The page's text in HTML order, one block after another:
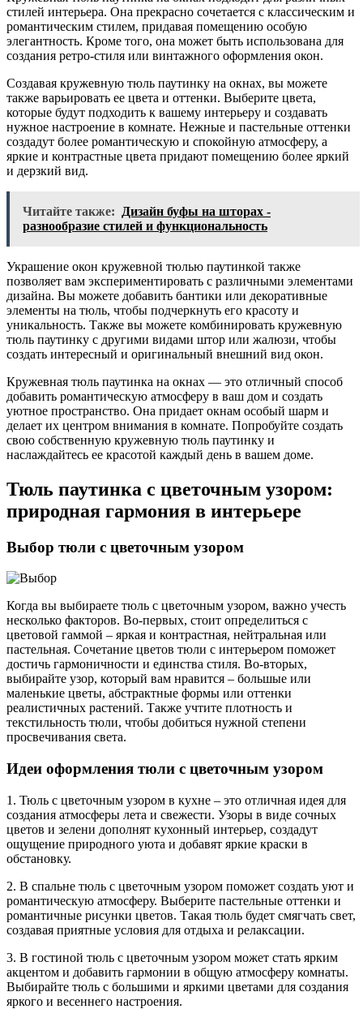
стилей интерьера. Она прекрасно сочетается с классическим и
романтическим стилем, придавая помещению особую
элегантность. Кроме того, она может быть использована для
создания ретро-стиля или винтажного оформления окон.
Создавая кружевную тюль паутинку на окнах, вы можете
также варьировать ее цвета и оттенки. Выберите цвета,
которые будут подходить к вашему интерьеру и создавать
нужное настроение в комнате. Нежные и пастельные оттенки
создадут более романтическую и спокойную атмосферу, а
яркие и контрастные цвета придают помещению более яркий
и дерзкий вид.
Читайте также:
Дизайн буфы на шторах -
разнообразие стилей и функциональность
Украшение окон кружевной тюлью паутинкой также
позволяет вам экспериментировать с различными элементами
дизайна. Вы можете добавить бантики или декоративные
элементы на тюль, чтобы подчеркнуть его красоту и
уникальность. Также вы можете комбинировать кружевную
тюль паутинку с другими видами штор или жалюзи, чтобы
создать интересный и оригинальный внешний вид окон.
Кружевная тюль паутинка на окнах — это отличный способ
добавить романтическую атмосферу в ваш дом и создать
уютное пространство. Она придает окнам особый шарм и
делает их центром внимания в комнате. Попробуйте создать
свою собственную кружевную тюль паутинку и
наслаждайтесь ее красотой каждый день в вашем доме.
Тюль паутинка с цветочным узором:
природная гармония в интерьере
Выбор тюли с цветочным узором
Когда вы выбираете тюль с цветочным узором, важно учесть
несколько факторов. Во-первых, стоит определиться с
цветовой гаммой – яркая и контрастная, нейтральная или
пастельная. Сочетание цветов тюли с интерьером поможет
достичь гармоничности и единства стиля. Во-вторых,
выбирайте узор, который вам нравится – большые или
маленькие цветы, абстрактные формы или оттенки
реалистичных растений. Также учтите плотность и
текстильность тюли, чтобы добиться нужной степени
просвечивания света.
Идеи оформления тюли с цветочным узором
1. Тюль с цветочным узором в кухне – это отличная идея для
создания атмосферы лета и свежести. Узоры в виде сочных
цветов и зелени дополнят кухонный интерьер, создадут
ощущение природного уюта и добавят яркие краски в
обстановку.
2. В спальне тюль с цветочным узором поможет создать уют и
романтическую атмосферу. Выберите пастельные оттенки и
романтичные рисунки цветов. Такая тюль будет смягчать свет,
создавая приятные условия для отдыха и релаксации.
3. В гостиной тюль с цветочным узором может стать ярким
акцентом и добавить гармонии в общую атмосферу комнаты.
Выбирайте тюль с большими и яркими цветами для создания
яркого и весеннего настроения.